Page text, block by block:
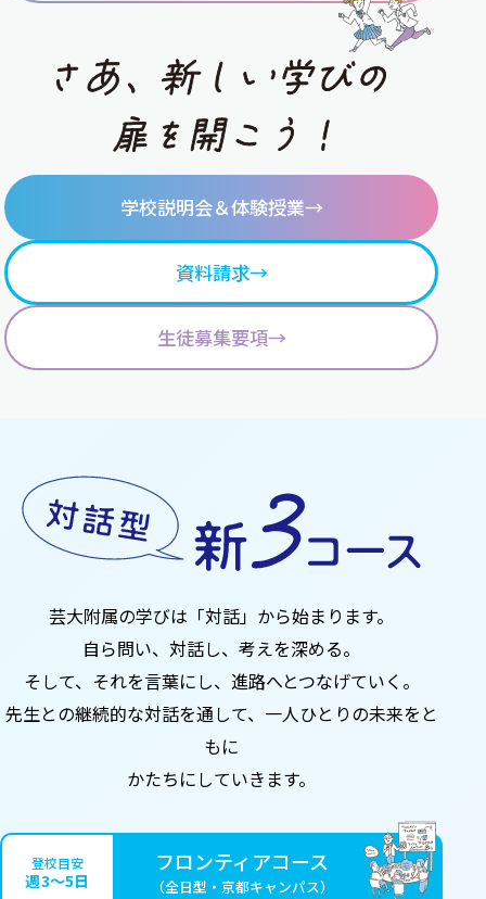
学校説明会＆体験授業→
資料請求→
生徒募集要項→
芸大附属の学びは「対話」から始まります。
自ら問い、対話し、考えを深める。
そして、それを言葉にし、 進路へとつなげていく。
先生との継続的な対話を通して、 一人ひとりの未来をと
もに
かたちにしていきます。
登校目安
週3〜5日
フロンティアコース
（全日型・京都キャンパス）